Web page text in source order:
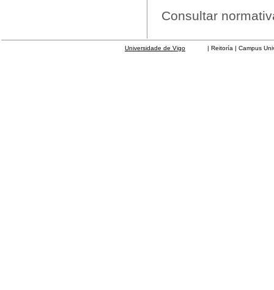
Consultar
Universidade de Vigo | Reitoría | Campus